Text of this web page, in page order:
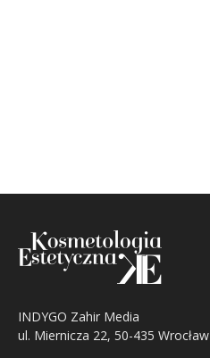
INDYGO Zahir Media
ul. Miernicza 22, 50-435 Wrocław